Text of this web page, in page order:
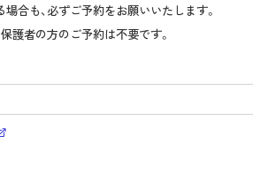
合も、必ずご予約をお願いいたします。
護者の方のご予約は不要です。